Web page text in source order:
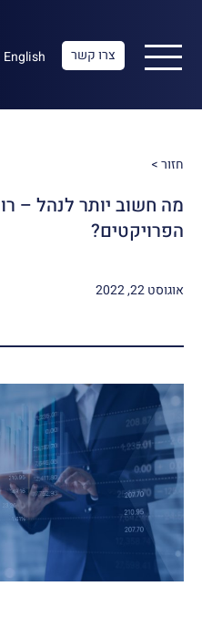
English צרו קשר
חזור >
מה חשוב יותר לנהל –
הפרויקטים?
אוגוסט 22, 2022